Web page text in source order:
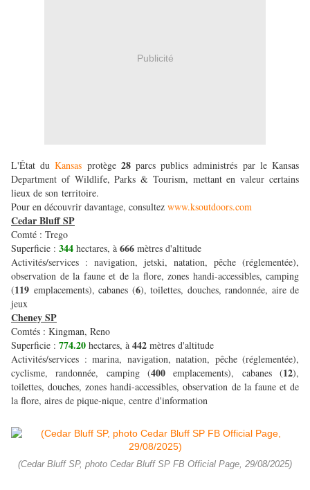
Publicité
L'État duKansas protège 28parcs publics administrés par le Kansas
Department of Wildlife, Parks & Tourism, mettant en valeur certains
lieux de son territoire.
Pour en découvrir davantage, consultez www.ksoutdoors.com
Cedar Bluff SP
Comté : Trego
Superficie : 344 hectares, à 666 mètres d'altitude
Activités/services : navigation, jetski, natation, pêche (réglementée),
observation de la faune et de la flore, zones handi-accessibles, camping
(119 emplacements), cabanes (6), toilettes, douches, randonnée, aire de
jeux
Cheney SP
Comtés : Kingman, Reno
Superficie : 774.20 hectares, à 442 mètres d'altitude
Activités/services : marina, navigation, natation, pêche (réglementée),
cyclisme, randonnée, camping (400 emplacements), cabanes (12),
toilettes, douches, zones handi-accessibles, observation de la faune et de
la flore, aires de pique-nique, centre d'information
(Cedar Bluff SP, photo Cedar Bluff SP FB Official Page, 29/08/2025)